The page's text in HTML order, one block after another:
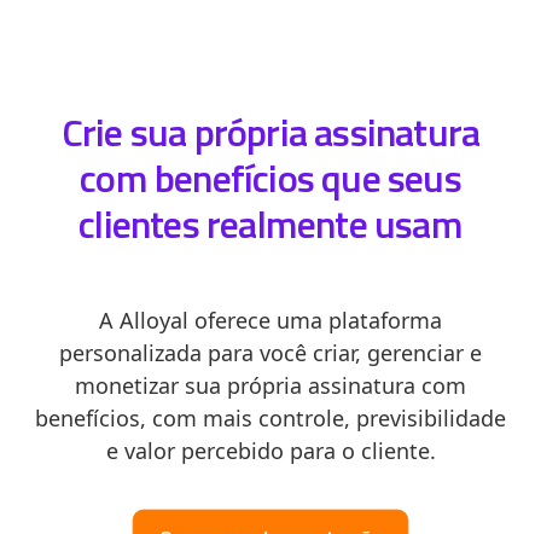
Crie sua própria assinatura
com benefícios que seus
clientes realmente usam
A Alloyal oferece uma plataforma
personalizada para você criar, gerenciar e
monetizar sua própria assinatura com
benefícios, com mais controle, previsibilidade
e valor percebido para o cliente.